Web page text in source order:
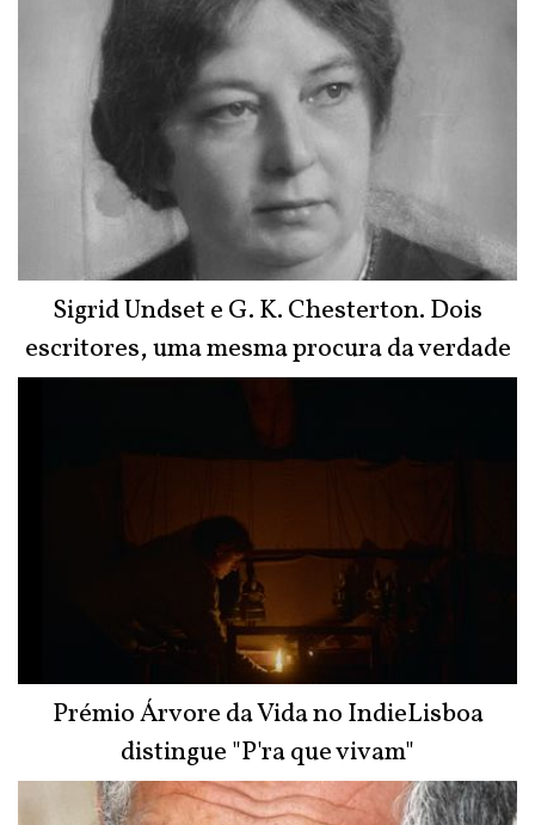
Sigrid Undset e G. K. Chesterton. Dois
escritores, uma mesma procura da verdade
Prémio Árvore da Vida no IndieLisboa
distingue "P'ra que vivam"